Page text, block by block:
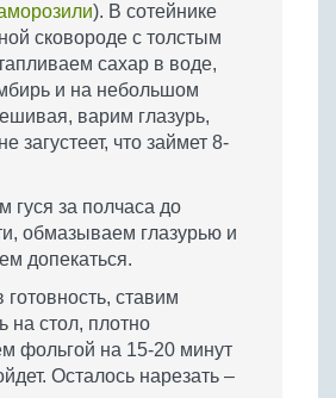
). В сотейнике
сковороде с толстым
сахар в воде,
и на небольшом
варим глазурь,
загустеет, что займет 8-
гуся за полчаса до
обмазываем глазурью и
допекаться.
ставим
на стол, плотно
фольгой на 15-20 минут
Осталось нарезать –